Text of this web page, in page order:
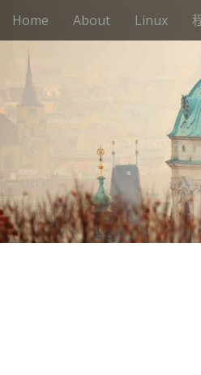
M
e
i
c
n
t
Home About Linux